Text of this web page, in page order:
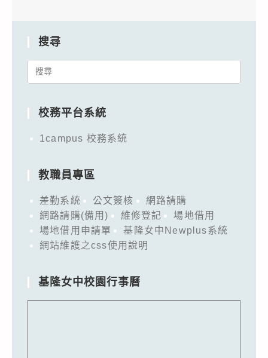
搜尋
Search
校務平台系統
1campus 校務系統
教職員專區
差勤系統 公文簽核
網路請購
網路請購(備用)
維修登記
場地借用
場地借用申請單
基隆女中Newplus系統
網站維護之css使用說明
基隆女中校園行事曆